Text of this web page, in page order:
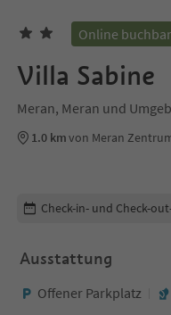
Online buchbar
Villa Sabine
Meran, Meran und
1.0 kmvon Meran
Buchungsdetails
Check-in- und Check-
Ausstattung
Offener Parkplatz